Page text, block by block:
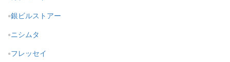
銀ビルストアー
ニシムタ
フレッセイ